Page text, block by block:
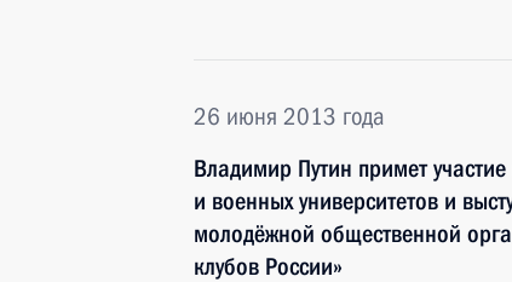
26 июня 2013 года
Владимир Путин примет
и военных университетов и
молодёжной общественной
клубов России»